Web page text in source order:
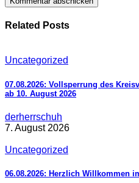
Related Posts
Uncategorized
07.08.2026: Vollsperrung des
ab 10. August 2026
derherrschuh
7. August 2026
Uncategorized
06.08.2026: Herzlich Willkommen